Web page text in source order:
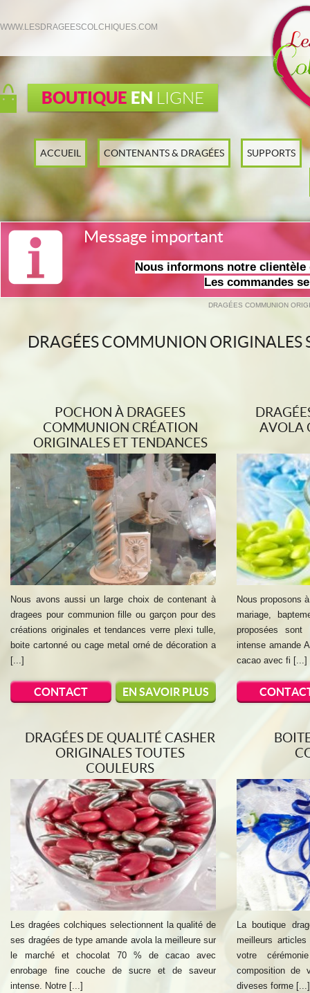
WWW.LESDRAGEESCOLCHIQUES.COM
BOUTIQUE EN LIGNE
ACCUEIL CONTENANTS & DRAGÉES SUPPORTS
Message important
Nous informons notre clientèle
Les commandes
DRAGÉES COMMUNION
DRAGÉES COMMUNION
POCHON À DRAGEES
COMMUNION CRÉATION
ORIGINALES ET TENDANCES
Nous avons aussi un large choix de contenant à
dragees pour communion fille ou garçon pour des
créations originales et tendances verre plexi tulle,
boite cartonné ou cage metal orné de décoration a
[...]
CONTACT EN SAVOIR PLUS
AVOLA
Nous proposons
mariage,
proposées sont
intense amande
cacao avec fi [...]
DRAGÉES DE QUALITÉ CASHER
ORIGINALES TOUTES
COULEURS
Les dragées colchiques selectionnent la qualité de
ses dragées de type amande avola la meilleure sur
le marché et chocolat 70 % de cacao avec
enrobage fine couche de sucre et de saveur
intense. Notre [...]
La boutique
meilleurs
votre
composition de
diveses forme [...]